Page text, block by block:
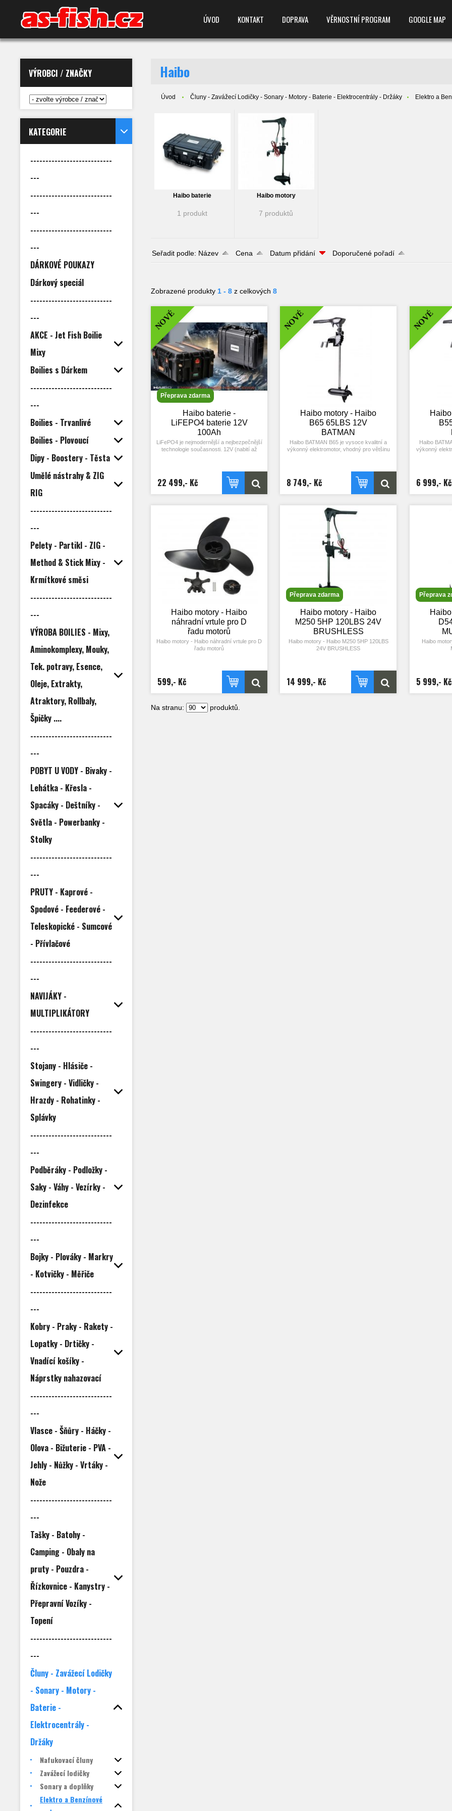
ÚVOD KONTAKT DOPRAVA VĚRNOSTNÍ PROGRAM GOOGLE MAP
VÝROBCI / ZNAČKY
KATEGORIE
---------------------------
---
---------------------------
---
---------------------------
---
DÁRKOVÉ POUKAZY
Dárkový speciál
---------------------------
---
AKCE - Jet Fish Boilie
Mixy
Boilies s Dárkem
---------------------------
---
Boilies - Trvanlivé
Boilies - Plovoucí
Dipy - Boostery - Těsta
Umělé nástrahy & ZIG
RIG
---------------------------
---
Pelety - Partikl - ZIG -
Method & Stick Mixy -
Krmítkové směsi
---------------------------
---
VÝROBA BOILIES - Mixy,
Aminokomplexy, Mouky,
Tek. potravy, Esence,
Oleje, Extrakty,
Atraktory, Rollbaly,
Špičky ....
---------------------------
---
POBYT U VODY - Bivaky -
Lehátka - Křesla -
Spacáky - Deštníky -
Světla - Powerbanky -
Stolky
---------------------------
---
PRUTY - Kaprové -
Spodové - Feederové -
Teleskopické - Sumcové
- Přívlačové
---------------------------
---
NAVIJÁKY -
MULTIPLIKÁTORY
---------------------------
---
Stojany - Hlásiče -
Swingery - Vidličky -
Hrazdy - Rohatinky -
Splávky
---------------------------
---
Podběráky - Podložky -
Saky - Váhy - Vezírky -
Dezinfekce
---------------------------
---
Bojky - Plováky - Markry
- Kotvičky - Měřiče
---------------------------
---
Kobry - Praky - Rakety -
Lopatky - Drtičky -
Vnadící košíky -
Náprstky nahazovací
---------------------------
---
Vlasce - Šňůry - Háčky -
Olova - Bižuterie - PVA -
Jehly - Nůžky - Vrtáky -
Nože
---------------------------
---
Tašky - Batohy -
Camping - Obaly na
pruty - Pouzdra -
Řízkovnice - Kanystry -
Přepravní Vozíky -
Topení
---------------------------
---
Čluny - Zavážecí Lodičky
- Sonary - Motory -
Baterie -
Elektrocentrály -
Držáky
Nafukovací čluny
Zavážecí lodičky
Sonary a doplňky
Elektro a Benzínové
Haibo
Úvod Čluny - Zavážecí Lodičky - Sonary - Motory - Baterie - Elektrocentrály - Držáky Elektro a
Haibo baterie
1 produkt
Haibo motory
7 produktů
Seřadit podle: Název Cena Datum přidání Doporučené pořadí
Zobrazené produkty 1 - 8 z celkových8
NOVÉ
Přeprava zdarma
Haibo baterie -
LiFEPO4 baterie 12V
100Ah
LiFePO4 je nejmodernější a nejbezpečnější
technologie současnosti. 12V (nabití až
umístěny v malém vodotěsném kufříku o
rozměru 36x27x11,5 cm a hmotnosti 9,75
kg. Nabíječka v ceně! Proč upřednostnit
22 499,- Kč
NOVÉ
Haibo motory - Haibo
B65 65LBS 12V
BATMAN
Haibo BATMAN B65 je vysoce kvalitní a
výkonný elektromotor, vhodný pro většinu
výkon při použití na různých typech vod.
Motor se snadno ovládá, má 5 rychlostí
dopředu a 3 dozadu. Je tichý a má nízkou
samozřejmě, při vyšším zatížení (vlny,
delší vzdálenosti, …) ji vybijete dříve.
BATMAN B65 má výborné zpracování,
silnou třílistou vrtuli z pevného plastu,
nerezovou nohu o délce 91 cm, antikorozní
úpravu, výsuvnou rukojeť a displej, který
informuje o stavu baterií.
8 749,- Kč
NOVÉ
Haibo
výkonný
výkon při
Motor se
dopředu a 3
delší
BATMAN
silnou
nerezovou
úpravu,
6 999,- Kč
Haibo motory - Haibo
náhradní vrtule pro D
řadu motorů
Haibo motory - Haibo náhradní vrtule pro D
řadu motorů
599,- Kč
Přeprava zdarma
Haibo motory - Haibo
M250 5HP 120LBS 24V
BRUSHLESS
Haibo motory - Haibo M250 5HP 120LBS
24V BRUSHLESS
14 999,- Kč
Přeprava
Haibo
5 999,- Kč
Na stranu: produktů.